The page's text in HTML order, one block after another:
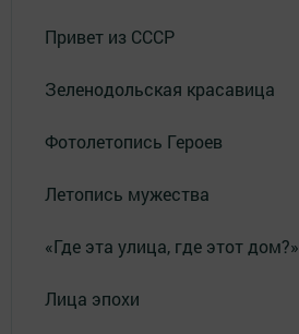
Привет из СССР
Зеленодольская красавица
Фотолетопись Героев
Летопись мужества
«Где эта улица, где этот дом?»
Лица эпохи